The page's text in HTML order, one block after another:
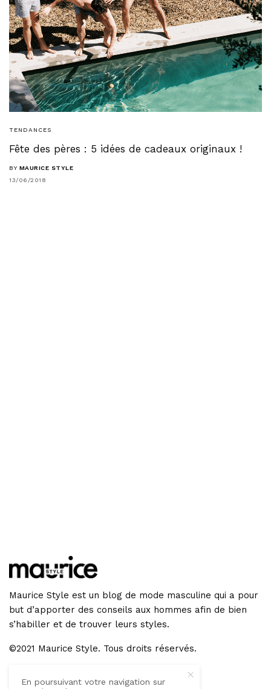
TENDANCES
Fête des pères : 5 idées de cadeaux originaux !
BY MAURICE STYLE
13/06/2018
Maurice Style est un blog de mode masculine qui a pour
but d’apporter des conseils aux hommes afin de bien
s’habiller et de trouver leurs styles.
©2021 Maurice Style. Tous droits réservés.
GET IN TOUCH
En poursuivant votre navigation sur